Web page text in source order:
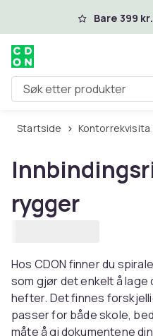
Hopp til hovedinnhold
Bare 399
Søk etter produkter
Startside Kontorrekvisita
rygger
Hos CDON finner du
som gjør det enkelt å
hefter. Det finnes
passer for både skole,
måte å gi dokumentene